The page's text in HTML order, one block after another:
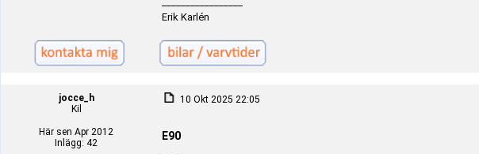
Erik Karlén
jocce_h
Kil
Här sen Apr 2012
Inlägg: 42
10 Okt 2025 22:05
E90